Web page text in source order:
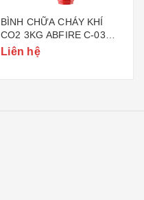
BÌNH CHỮA CHÁY KHÍ
CO2 3KG ABFIRE C-03
(TEM BỘ CÔNG AN)
Liên hệ